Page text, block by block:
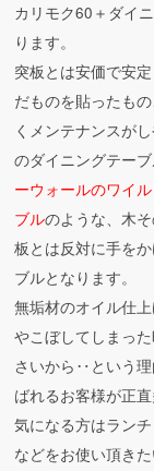
カリモク60＋ダイ
ります。
突板とは安価で安
だものを貼ったも
くメンテナンスが
のダイニングテーブ
ーウォールのワイ
ブルのような、木
板とは反対に手を
ブルとなります。
無垢材のオイル仕
やこぼしてしまっ
さいから‥という
ばれるお客様が正直
気になる方はラン
などをお使い頂き